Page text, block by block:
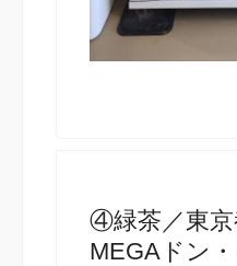
④緑茶／東
MEGAドン